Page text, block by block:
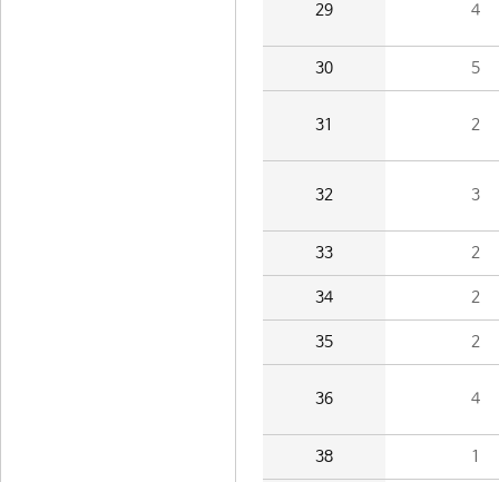
29 4
30 5
31 2
32 3
33 2
34 2
35 2
36 4
38 1